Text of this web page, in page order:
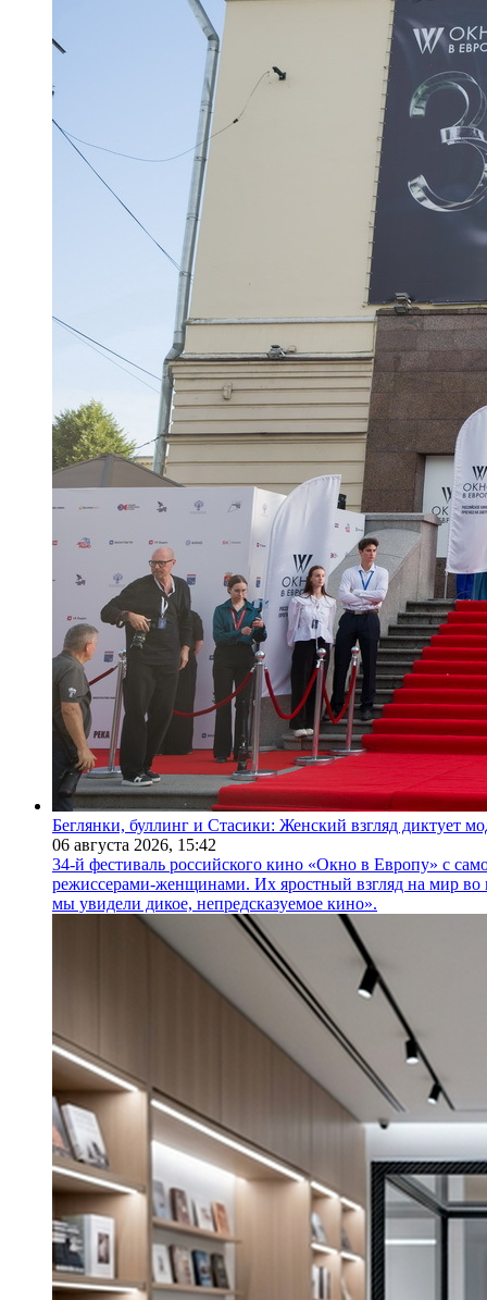
Беглянки, буллинг и Стасики: Женский взгляд диктует
06 августа 2026, 15:42
34-й фестиваль российского кино «Окно в Европу» с
режиссерами-женщинами. Их яростный взгляд на мир во
мы увидели дикое, непредсказуемое кино».